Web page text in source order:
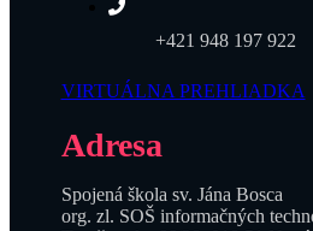
+421 948 197 922
VIRTUÁLNA PREHLIADKA
Adresa
Spojená škola sv. Jána Bosca
org. zl. SOŠ informačných